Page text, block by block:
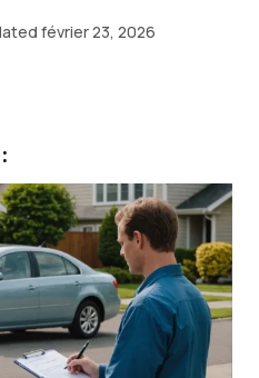
février 23, 2026
sera pas publiée.Les
indiqués avec*